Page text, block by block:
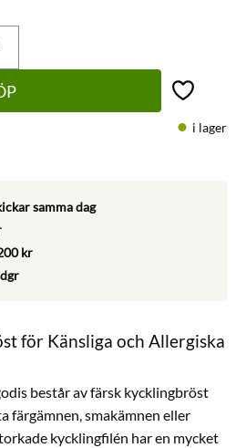
Lägg till
i lager
samma dag
kr
för Känsliga och Allergiska
består av färsk kycklingbröst
färgämnen, smakämnen eller
kycklingfilén har en mycket